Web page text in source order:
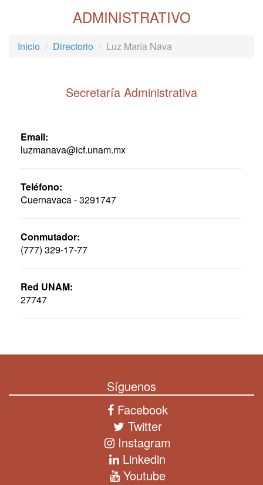
ADMINISTRATIVO
Inicio Directorio Luz María Nava
Secretaría Administrativa
Email:
luzmanava@icf.unam.mx
Teléfono:
Cuernavaca - 3291747
Conmutador:
(777) 329-17-77
Red UNAM:
27747
Síguenos
Facebook
Twitter
Instagram
Linkedin
Youtube